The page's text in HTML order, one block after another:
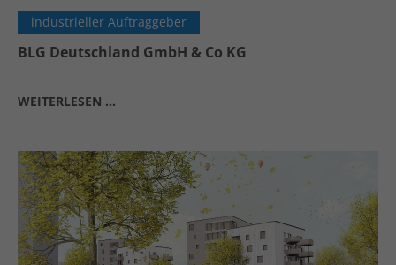
industrieller Auftraggeber
BLG Deutschland GmbH & Co KG
WEITERLESEN …